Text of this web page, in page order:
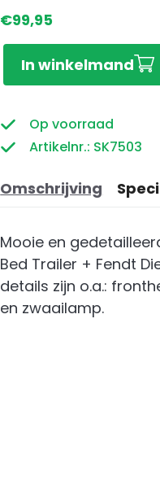
€99,95
+
Flat
Trailer
Dieselross
F28
aantal
In winkelmand
Op voorraad
Artikelnr.: SK7503
Omschrijving
Mooie en
Bed Trailer + Fendt
details zijn o.a.:
en zwaailamp.